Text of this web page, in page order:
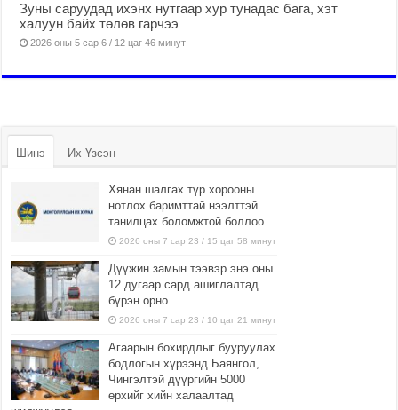
Зуны саруудад ихэнх нутгаар хур тунадас бага, хэт
халуун байх төлөв гарчээ
2026 оны 5 сар 6 / 12 цаг 46 минут
Шинэ Их Үзсэн
Хянан шалгах түр хорооны
нотлох баримттай нээлттэй
танилцах боломжтой боллоо.
2026 оны 7 сар 23 / 15 цаг 58 минут
Дүүжин замын тээвэр энэ оны
12 дугаар сард ашиглалтад
бүрэн орно
2026 оны 7 сар 23 / 10 цаг 21 минут
Агаарын бохирдлыг бууруулах
бодлогын хүрээнд Баянгол,
Чингэлтэй дүүргийн 5000
өрхийг хийн халаалтад